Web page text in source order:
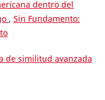
dentro del
, Sin Fundamento:
de similitud avanzada